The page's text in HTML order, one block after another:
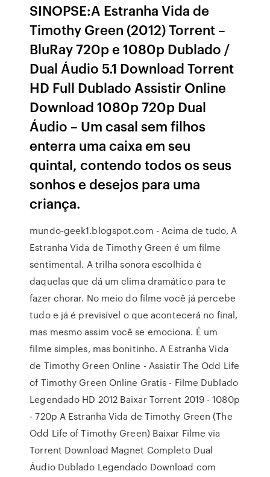
SINOPSE:A Estranha Vida de
Timothy Green (2012) Torrent –
BluRay 720p e 1080p Dublado /
Dual Áudio 5.1 Download Torrent
HD Full Dublado Assistir Online
Download 1080p 720p Dual
Áudio – Um casal sem filhos
enterra uma caixa em seu
quintal, contendo todos os seus
sonhos e desejos para uma
criança.
mundo-geek1.blogspot.com - Acima de tudo, A
Estranha Vida de Timothy Green é um filme
sentimental. A trilha sonora escolhida é
daquelas que dá um clima dramático para te
fazer chorar. No meio do filme você já percebe
tudo e já é previsível o que acontecerá no final,
mas mesmo assim você se emociona. É um
filme simples, mas bonitinho. A Estranha Vida
de Timothy Green Online - Assistir The Odd Life
of Timothy Green Online Gratis - Filme Dublado
Legendado HD 2012 Baixar Torrent 2019 - 1080p
- 720p A Estranha Vida de Timothy Green (The
Odd Life of Timothy Green) Baixar Filme via
Torrent Download Magnet Completo Dual
Áudio Dublado Legendado Download com